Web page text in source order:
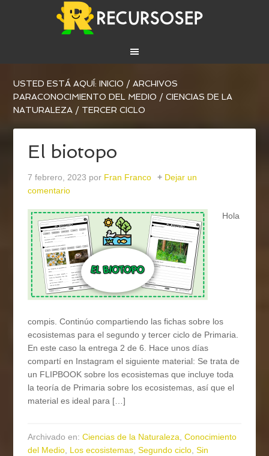
USTED ESTÁ AQUÍ:INICIO / ARCHIVOS
PARACONOCIMIENTO DEL MEDIO / CIENCIAS DE LA
NATURALEZA / TERCER CICLO
El biotopo
7 febrero, 2023 por Fran Franco
Dejar un
comentario
Hola
compis. Continúo compartiendo las fichas sobre los
ecosistemas para el segundo y tercer ciclo de Primaria.
En este caso la entrega 2 de 6. Hace unos días
compartí en Instagram el siguiente material: Se trata de
un FLIPBOOK sobre los ecosistemas que incluye toda
la teoría de Primaria sobre los ecosistemas, así que el
material es ideal para […]
Archivado en:Ciencias de la Naturaleza,Conocimiento
del Medio, Los ecosistemas,Segundo ciclo,Sin